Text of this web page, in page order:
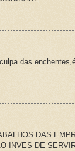
das
DAS
INVES DE